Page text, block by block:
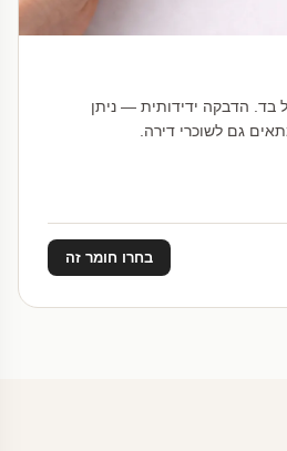
בד. הדבקה ידידותית — ניתן
גם לשוכרי דירה.
בחרו חומר זה